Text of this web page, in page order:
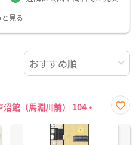
と見る
館（馬淵川前） 104・
に入